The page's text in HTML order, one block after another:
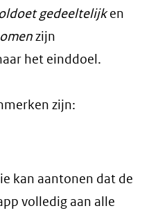
gedeeltelijken
zijn
het einddoel.
zijn:
kan aantonen dat de
volledig aan alle